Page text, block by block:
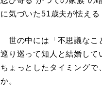
に気づいた51歳夫が怯える
世の中には「不思議なこ
巡り巡って知人と結婚して
ちょっとしたタイミングで
か。